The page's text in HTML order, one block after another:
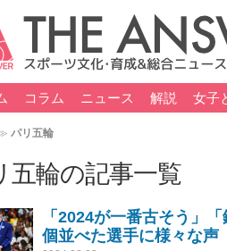
コラム ニュース 解説 女子
パリ五輪
五輪の記事一覧
「2024が一番古そう」
個並べた選手に様々な声